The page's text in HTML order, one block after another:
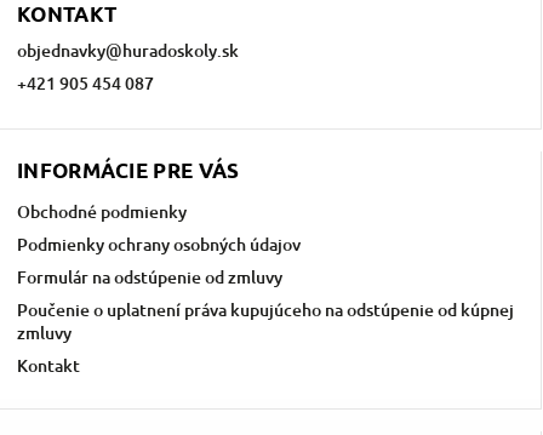
KONTAKT
objednavky@huradoskoly.sk
+421 905 454 087
INFORMÁCIE PRE VÁS
Obchodné podmienky
Podmienky ochrany osobných údajov
Formulár na odstúpenie od zmluvy
Poučenie o uplatnení práva kupujúceho na odstúpenie od kúpnej
zmluvy
Kontakt